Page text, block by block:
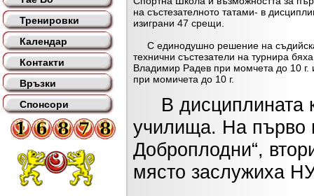
Тренировки
Календар
Контакти
Връзки
Спонсори
на състезателното татами- в
изиграни 47 срещи.
С единодушно решение на
технични състезатели на турнира
Владимир Радев при момчета до 10 г.
при момичета до 10 г.
В дисциплината
училища. На първо
Доброплодни“,
място заслужиха